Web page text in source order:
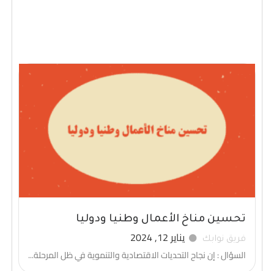
تحسين مناخ الأعمال وطنيا ودوليا
فريق نوابك يناير 12, 2024
السؤال : إن نجاح التحديات الاقتصادية والتنموية في ظل المرحلة...